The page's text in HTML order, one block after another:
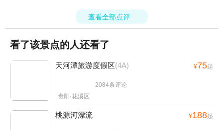
查看全部点评
看了该景点的人还看了
天河潭旅游度假区(4A) ¥75起
2084条评论
贵阳·花溪区
桃源河漂流 ¥188起